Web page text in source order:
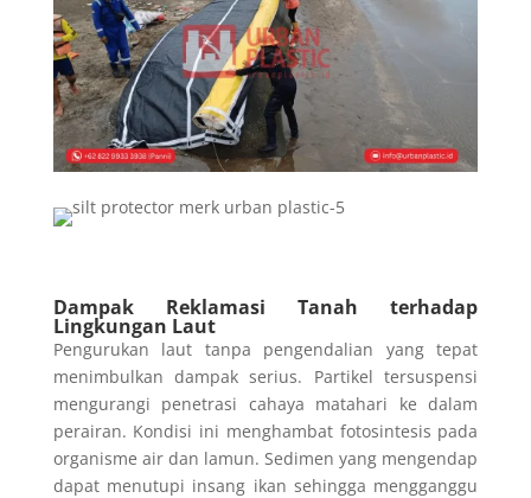
Dampak Reklamasi Tanah terhadap
Lingkungan Laut
Pengurukan laut tanpa pengendalian yang tepat
menimbulkan dampak serius. Partikel tersuspensi
mengurangi penetrasi cahaya matahari ke dalam
perairan. Kondisi ini menghambat fotosintesis pada
organisme air dan lamun. Sedimen yang mengendap
dapat menutupi insang ikan sehingga mengganggu